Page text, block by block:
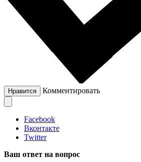
Нравится Комментировать
Facebook
Вконтакте
Twitter
Ваш ответ на вопрос